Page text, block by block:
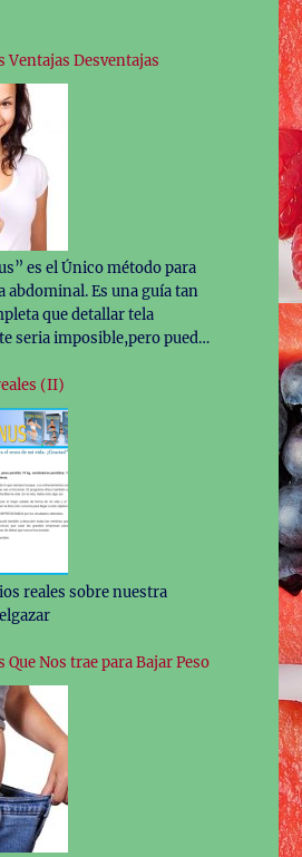
Ventajas Desventajas
es el Único método para
abdominal. Es una guía tan
que detallar tela
seria imposible,pero puede
De hecho has llegado hasta
por este sistema,con
sus detalles. Todo
…
(II)
reales sobre nuestra
Que Nos trae para Bajar Peso